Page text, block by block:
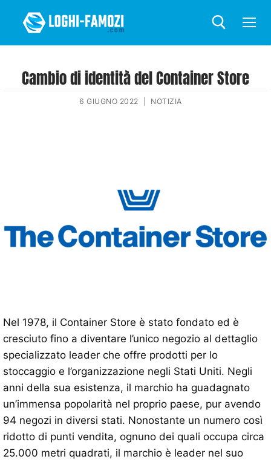
Cambio di identità del Container Store
6 GIUGNO 2022 NOTIZIA
Nel 1978, il Container Store è stato fondato ed è
cresciuto fino a diventare l’unico negozio al dettaglio
specializzato leader che offre prodotti per lo
stoccaggio e l’organizzazione negli Stati Uniti. Negli
anni della sua esistenza, il marchio ha guadagnato
un’immensa popolarità nel proprio paese, pur avendo
94 negozi in diversi stati. Nonostante un numero così
ridotto di punti vendita, ognuno dei quali occupa circa
25.000 metri quadrati, il marchio è leader nel suo